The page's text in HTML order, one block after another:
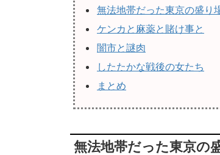
無法地帯だった東京の盛り
ケンカと麻薬と賭け事と
闇市と謎肉
したたかな戦後の女たち
まとめ
無法地帯だった東京の